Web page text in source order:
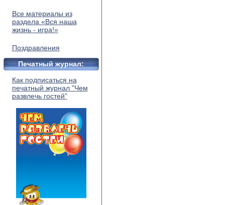
Все материалы из
раздела «Вся наша
жизнь - игра!»
Поздравления
Печатный журнал:
Как подписаться на
печатный журнал "Чем
развлечь гостей"